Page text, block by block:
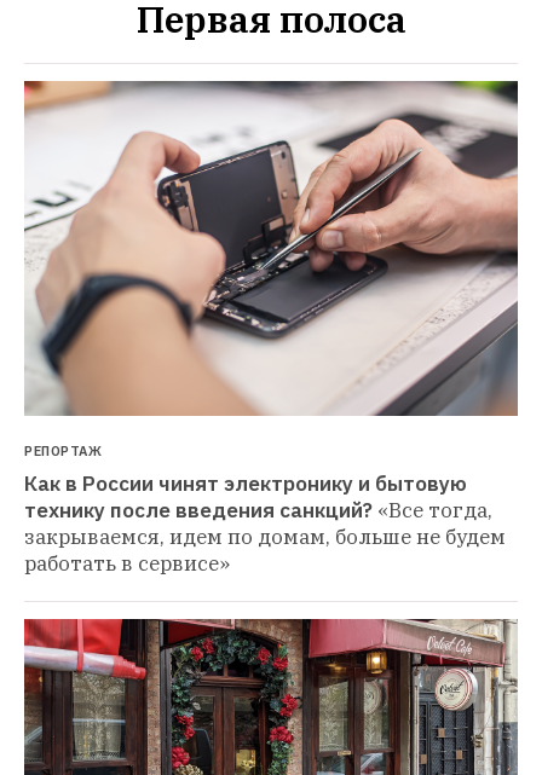
Первая полоса
РЕПОРТАЖ
Как в России чинят электронику и бытовую
технику после введения санкций? «Все тогда,
закрываемся, идем по домам, больше не будем
работать в сервисе»